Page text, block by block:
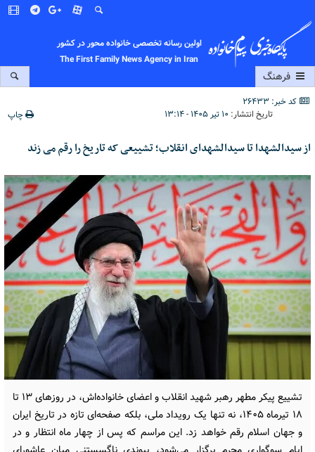
اولین رسانه تخصصی خانواده محور در کشور
The First Family News Agency in Iran
فرهنگ
کد خبر: 26433
تاریخ انتشار: ۱۰ تیر ۱۴۰۵ - ۱۳:۱۴ چاپ
از سیدالشهدا تا سیدالشهدای انقلاب؛ تشییعی که تاریخ را رقم می زند
تشییع پیکر مطهر رهبر شهید انقلاب و اعضای خانواده‌اش، در روزهای ۱۳ تا
۱۸ تیرماه ۱۴۰۵، نه تنها یک رویداد ملی، بلکه صفحه‌ای تازه در تاریخ ایران
و جهان اسلام رقم خواهد زد. این مراسم که پس از چهار ماه انتظار و در